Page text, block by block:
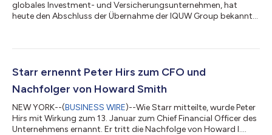
globales Investment- und Versicherungsunternehmen, hat
heute den Abschluss der Übernahme der IQUW Group bekannt
geschaffen, die über verbesserte Kompetenzen auf dem
Versicherungen für Privatkunden im Vereinigten Königreich
K...
Starr ernennt Peter Hirs zum CFO und
Nachfolger von Howard Smith
NEW YORK--(BUSINESS WIRE)--Wie Starr mitteilte, wurde Peter
Hirs mit Wirkung zum 13. Januar zum Chief Financial Officer des
Unternehmens ernannt. Er tritt die Nachfolge von Howard I.